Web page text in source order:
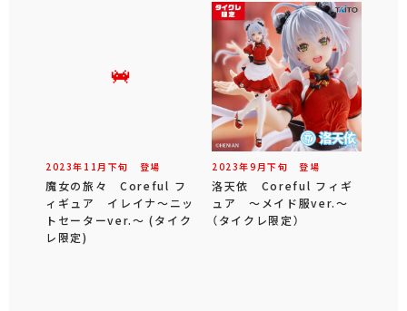
2023年 11 月 下旬 登場
魔女の旅々 Coreful フ
ィギュア イレイナ～ニッ
トセーターver.～ (タイク
レ限定)
2023年9 月下旬 登場
洛天依 Coreful フィギ
ュア ～メイド服ver.～
（タイクレ限定）